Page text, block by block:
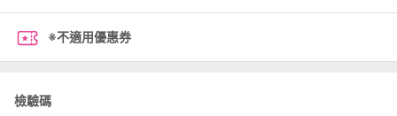
※不適用優惠券
檢驗碼